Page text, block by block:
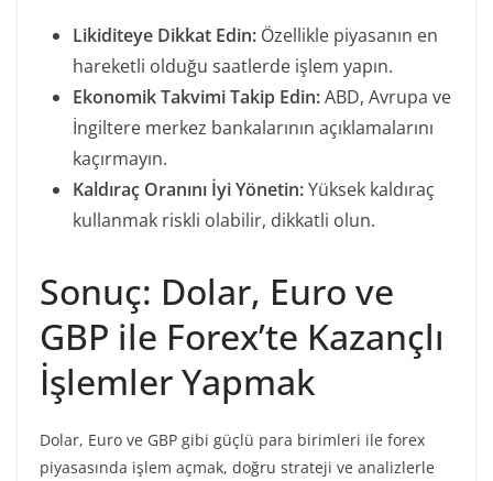
Likiditeye Dikkat Edin: Özellikle piyasanın en
hareketli olduğu saatlerde işlem yapın.
Ekonomik Takvimi Takip Edin:ABD, Avrupa ve
İngiltere merkez bankalarının açıklamalarını
kaçırmayın.
Kaldıraç Oranını İyi Yönetin:Yüksek kaldıraç
kullanmak riskli olabilir, dikkatli olun.
Sonuç: Dolar, Euro ve
GBP ile Forex’te Kazançlı
İşlemler Yapmak
Dolar, Euro ve GBP gibi güçlü para birimleri ile forex
piyasasında işlem açmak, doğru strateji ve analizlerle